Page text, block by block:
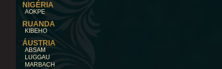
NIGÉRIA
AOKPE
RUANDA
KIBEHO
ÁUSTRIA
ABSAM
LUGGAU
MARBACH